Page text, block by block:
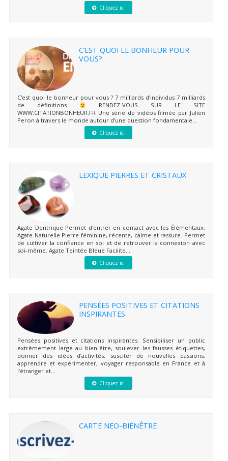
Cliquez ici
C’EST QUOI LE BONHEUR POUR
VOUS?
C'est quoi le bonheur pour vous ? 7 milliards d'individus 7 milliards
de définitions
RENDEZ-VOUS SUR LE SITE
WWW.CITATIONBONHEUR.FR Une série de vidéos filmée par Julien
Peron à travers le monde autour d'une question fondamentale...
Cliquez ici
LEXIQUE PIERRES ET CRISTAUX
Agate Dentrique Permet d'entrer en contact avec les Élémentaux.
Agate Naturelle Pierre féminine, récente, calme et rassure. Permet
de cultiver la confiance en soi et de retrouver la connexion avec
soi-même. Agate Teintée Bleue Facilite...
Cliquez ici
PENSÉES POSITIVES ET CITATIONS
INSPIRANTES
Pensées positives et citations inspirantes. Sensibiliser un public
extrêmement large au bien-être, soulever les fausses étiquettes,
donner des idées d’activités, susciter de nouvelles passions,
apprendre et expérimenter, voyager responsable en France et à
l’étranger et...
Cliquez ici
CARTE NEO-BIENÊTRE